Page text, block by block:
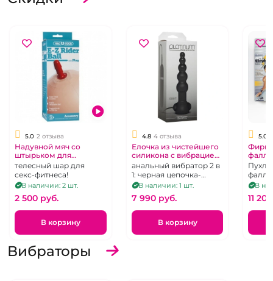
5.0 2 отзыва
Надувной мяч со
штырьком для
крепления насадок «E-
Z» Rider Ball
телесный шар для
секс-фитнеса!
В наличии: 2 шт.
2 500 pуб.
В корзину
4.8 4 отзыва
Елочка из чистейшего
силикона с вибрацией
"The Passion" Platinum
анальный вибратор 2 в
1: черная цепочка-
елочка и съемная
вибропуля
В наличии: 1 шт.
7 990 pуб.
В корзину
5.0
изВ
11
Вибраторы